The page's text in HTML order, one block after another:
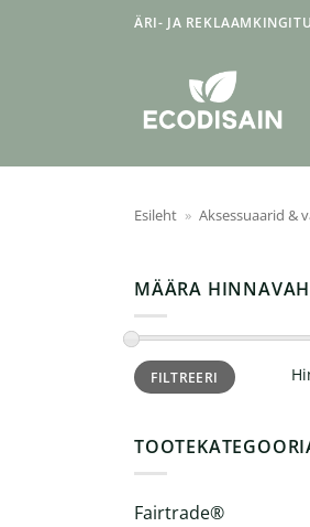
ÄRI- JA
Esileht » Aksessuaarid &
MÄÄRA
Minimaalne
hind
Maksimaalne
hindFILTREERI
Fairtrade®